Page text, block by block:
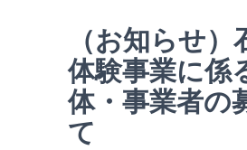
（お知らせ
体験事業に係
体・事業者の
て